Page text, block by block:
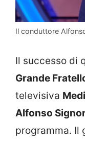
Il conduttore
Il successo di
Grande
televisiva
Alfonso
programma. Il